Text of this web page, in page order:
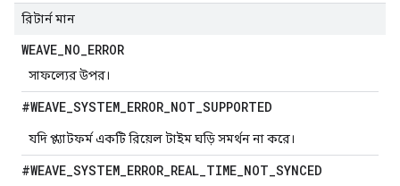
রিটার্ন মান
WEAVE_NO_ERROR
সাফল্যের উপর।
#WEAVE_SYSTEM_ERROR_NOT_SUPPORTED
যদি প্ল্যাটফর্ম একটি রিয়েল টাইম ঘড়ি সমর্থন না করে।
#WEAVE_SYSTEM_ERROR_REAL_TIME_NOT_SYNCED